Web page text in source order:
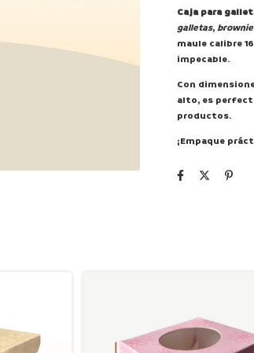
Caja para
galletas,
maule calibre
impecable.
Con
alto, es
productos.
¡Empaque